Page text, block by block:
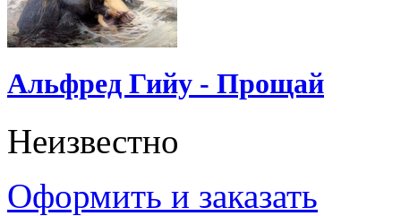
Альфред Гийу - Прощай
Неизвестно
Оформить и заказать